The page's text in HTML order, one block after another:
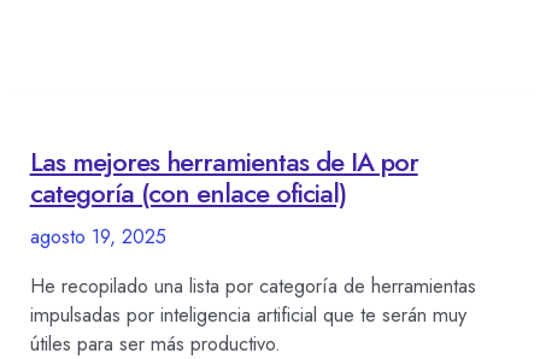
Las mejores herramientas de IA por
categoría (con enlace oficial)
agosto 19, 2025
He recopilado una lista por categoría de herramientas
impulsadas por inteligencia artificial que te serán muy
útiles para ser más productivo.